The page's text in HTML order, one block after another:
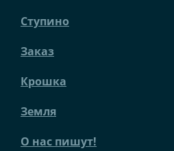
Ступино
Заказ
Крошка
Земля
О нас пишут!